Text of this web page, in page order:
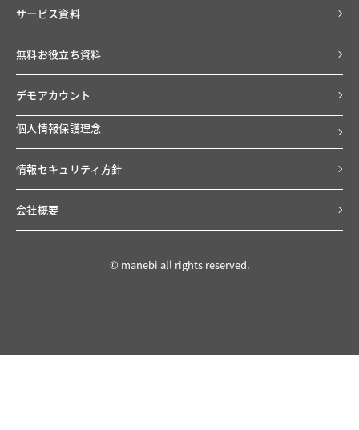
サービス資料
無料お役立ち資料
デモアカウント
個人情報保護理念
情報セキュリティ方針
会社概要
© manebi all rights reserved.